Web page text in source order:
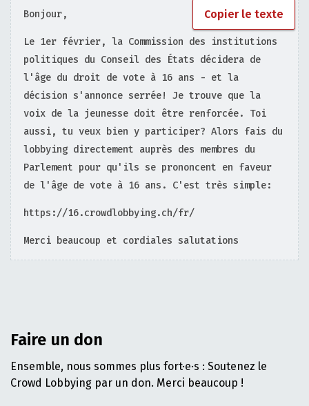
Bonjour,
Le 1er février, la Commission des institutions
politiques du Conseil des États décidera de
l'âge du droit de vote à 16 ans - et la
décision s'annonce serrée! Je trouve que la
voix de la jeunesse doit être renforcée. Toi
aussi, tu veux bien y participer? Alors fais du
lobbying directement auprès des membres du
Parlement pour qu'ils se prononcent en faveur
de l'âge de vote à 16 ans. C'est très simple:
https://16.crowdlobbying.ch/fr/
Merci beaucoup et cordiales salutations
Copier le texte
Faire un don
Ensemble, nous sommes plus fort·e·s : Soutenez le
Crowd Lobbying par un don. Merci beaucoup !